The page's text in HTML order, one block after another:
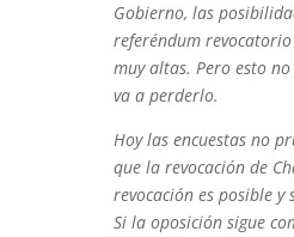
Gobierno, las
referéndum
muy altas. Pero esto
va a perderlo.
Hoy las encuestas no
que la revocación de
revocación es posible
Si la oposición sigue